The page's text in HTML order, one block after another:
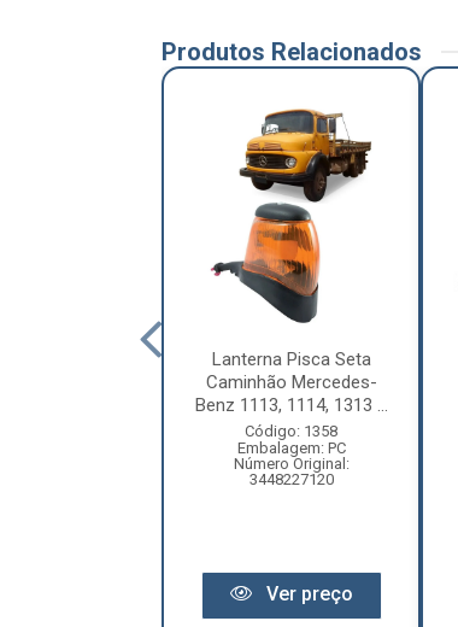
Produtos Relacionados
Lanterna Pisca Seta
Caminhão Mercedes-
Benz 1113, 1114, 1313 ...
Código: 1358
Embalagem: PC
Número Original:
3448227120
Ver preço